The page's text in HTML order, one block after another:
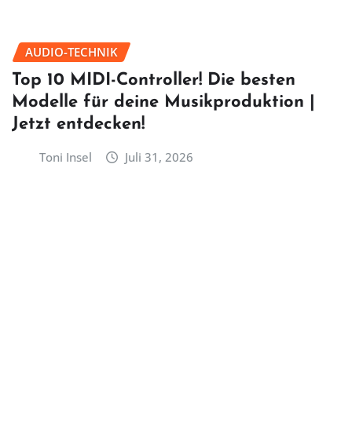
AUDIO-TECHNIK
Top 10 MIDI-Controller! Die besten
Modelle für deine Musikproduktion |
Jetzt entdecken!
Toni Insel Juli 31, 2026